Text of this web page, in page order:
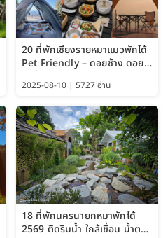
20 ที่พักเชียงรายหมาแมวพักได้
Pet Friendly – ดอยช้าง ดอย
2025-08-10 | 5727 อ่าน
18 ที่พักนครนายกหมาพักได้
2569 ติดริมน้ำ ใกล้เขื่อน น้ำตก